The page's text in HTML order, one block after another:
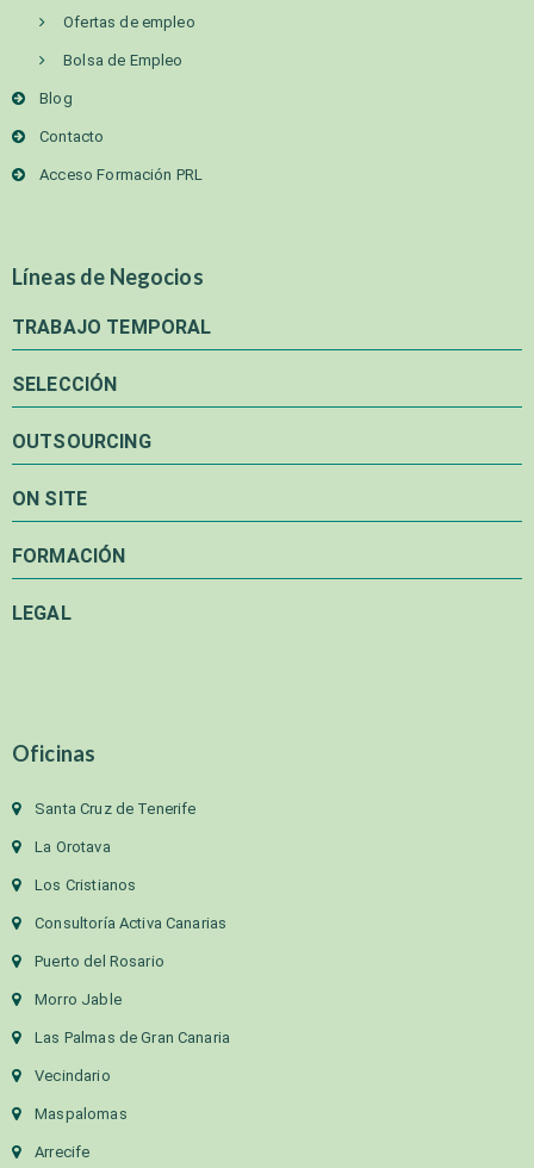
Ofertas de empleo
Bolsa de Empleo
Blog
Contacto
Acceso Formación PRL
Líneas de Negocios
TRABAJO TEMPORAL
SELECCIÓN
OUTSOURCING
ON SITE
FORMACIÓN
LEGAL
Oficinas
Santa Cruz de Tenerife
La Orotava
Los Cristianos
Consultoría Activa Canarias
Puerto del Rosario
Morro Jable
Las Palmas de Gran Canaria
Vecindario
Maspalomas
Arrecife